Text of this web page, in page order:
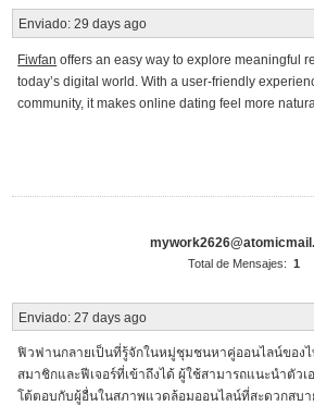
Enviado: 29 days ago
Fiwfan offers an easy way to explore meaningful
today’s digital world. With a user-friendly
community, it makes online dating feel more
Total de Mensajes: 1
Enviado: 27 days ago
ฟิวฟานกลายเป็นที่รู้จักในหมู่ชุมชนหาคู่ออนไลน์ของไ
สมาชิกและฟีเจอร์ที่เข้าถึงได้ ผู้ใช้สามารถแนะนําตัว
โต้ตอบกับผู้อื่นในสภาพแวดล้อมออนไลน์ที่สะดวกสบา